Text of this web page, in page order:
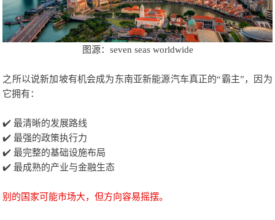
图源：seven seas worldwide
之所以说新加坡有机会成为东南亚新能源汽车真正的“霸主”，因为
它拥有：
✔️ 最清晰的发展路线
✔️ 最强的政策执行力
✔️ 最完整的基础设施布局
✔️ 最成熟的产业与金融生态
别的国家可能市场大，但方向容易摇摆。